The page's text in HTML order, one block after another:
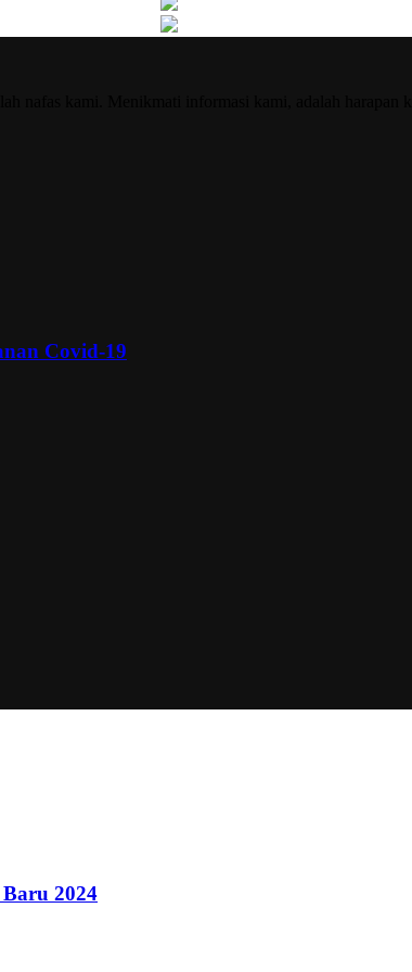
Covid-19
2024